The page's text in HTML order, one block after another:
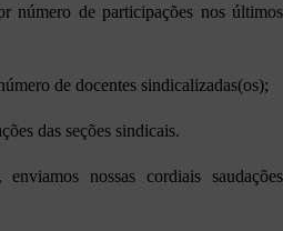
número de participações nos últimos
de docentes sindicalizadas(os);
das seções sindicais.
nossas cordiais saudações